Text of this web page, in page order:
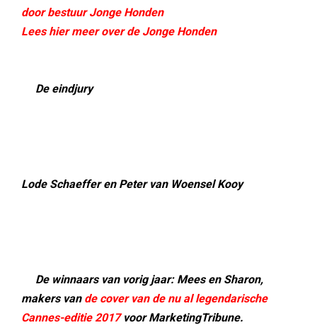
door bestuur Jonge Honden
Lees hier meer over de Jonge Honden
De eindjury
Lode Schaeffer en Peter van Woensel Kooy
De winnaars van vorig jaar: Mees en Sharon,
makers van de cover van de nu al legendarische
Cannes-editie 2017voor MarketingTribune.